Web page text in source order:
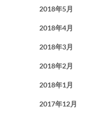
2018年5月
2018年4月
2018年3月
2018年2月
2018年1月
2017年12月